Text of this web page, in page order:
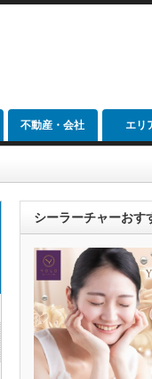
不動産・会社 エリ
ート 日本人 駐在員出張者
シーラーチャーおす